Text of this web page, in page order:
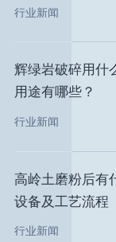
行业新闻
辉绿岩破碎用什
用途有哪些？
行业新闻
高岭土磨粉后有
设备及工艺流程
行业新闻